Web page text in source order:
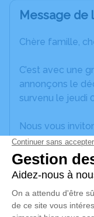
Message de
Chère famille,
C’est avec une
annonçons le
survenu le jeudi
Nous vous
laisser vos
souvenirs, une
à travers des
est un lieu
mémoire de